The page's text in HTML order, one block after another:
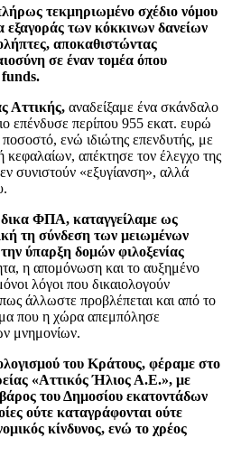
τεκμηριωμένο σχέδιο νόμου
εξαγοράς των κόκκινων δανείων
αποκαθιστώντας
σε έναν τομέα όπου
Αττικής, αναδείξαμε ένα σκάνδαλο
επένδυσε περίπου 955 εκατ. ευρώ
ενώ ιδιώτης επενδυτής, με
απέκτησε τον έλεγχο της
συνιστούν «εξυγίανση», αλλά
ΦΠΑ, καταγγείλαμε ως
τη σύνδεση των μειωμένων
ύπαρξη δομών φιλοξενίας
η απομόνωση και το αυξημένο
λόγοι που δικαιολογούν
άλλωστε προβλέπεται και από το
που η χώρα απεμπόλησε
μνημονίων.
του Κράτους, φέραμε στο
«Αττικός Ήλιος Α.Ε.», με
βάρος του Δημοσίου εκατοντάδων
ούτε καταγράφονται ούτε
κίνδυνος, ενώ το χρέος